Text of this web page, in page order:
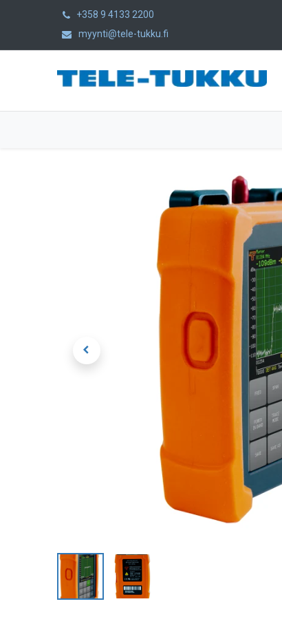
+358 9 4133 2200
myynti@tele-tukku.fi